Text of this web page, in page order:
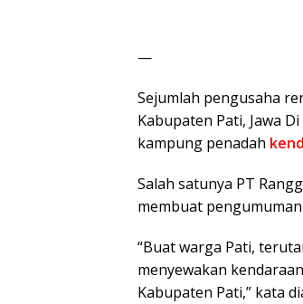
—
Sejumlah pengusaha
Kabupaten Pati, Jawa
kampung penadah
Salah satunya PT
membuat
“Buat warga Pati,
menyewakan
Kabupaten Pati,” kata